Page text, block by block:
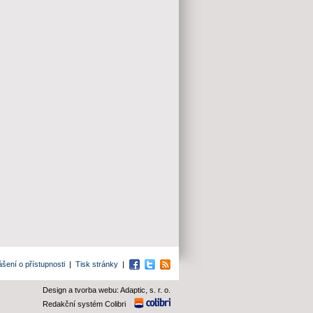
o přístupnosti | Tisk stránky | Facebook
TwitterRSS
Design a tvorba webu: Adaptic, s. r. o.
Redakční systém Colibri